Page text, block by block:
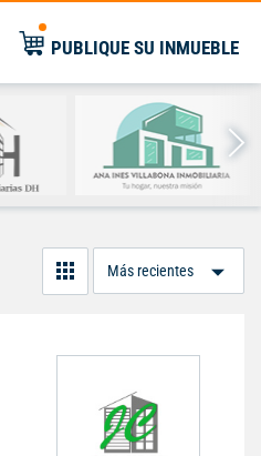
PUBLIQUE SU INMUEBLE